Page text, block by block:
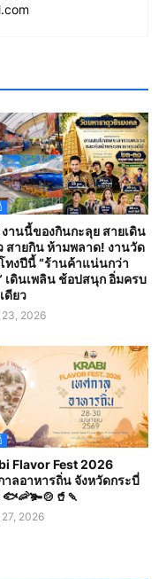
านนี้ของกินกะลุย สายเดิน
สายกิน ห้ามพลาด! งานวัด
ทงปีนี้ “ร้านค้าแน่นกว่า
เดินเพลิน ช้อปสนุก อิ่มครบ
ดียว
2026
Flavor Fest 2026
าลอาหารถิ่น จังหวัดกระบี่
2026